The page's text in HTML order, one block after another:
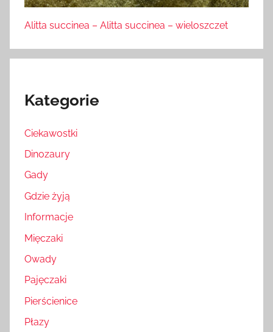
Alitta succinea – Alitta succinea – wieloszczet
Kategorie
Ciekawostki
Dinozaury
Gady
Gdzie żyją
Informacje
Mięczaki
Owady
Pajęczaki
Pierścienice
Płazy